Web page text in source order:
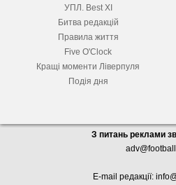
УПЛ. Best XІ
Битва редакцій
Правила життя
Five O'Clock
Кращі моменти Ліверпуля
Подія дня
З питань реклами
E-mail редакції: